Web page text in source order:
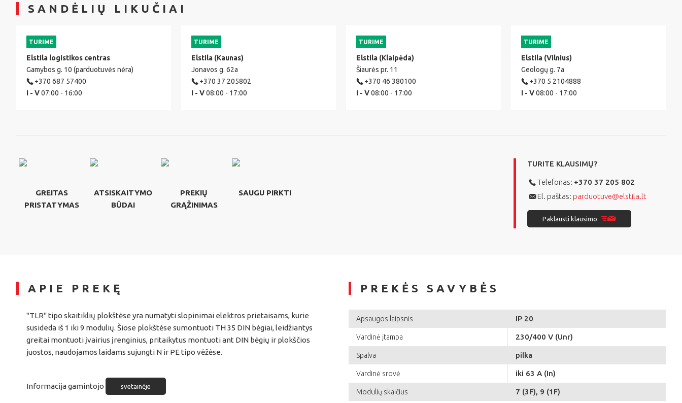
SANDĖLIŲ LIKUČIAI
TURIME
Elstila logistikos centras
Gamybos g. 10 (parduotuvės nėra)
+370 687 57400
I - V07:00 - 16:00
TURIME
Elstila (Kaunas)
Jonavos g. 62a
+370 37 205802
I - V08:00 - 17:00
TURIME
Elstila (Klaipėda)
Šiaurės pr. 11
+370 46 380100
I - V08:00 - 17:00
TURIME
Elstila (Vilnius)
Geologų g. 7a
+370 5 2104888
I - V08:00 - 17:00
GREITAS
PRISTATYMAS
ATSISKAITYMO
BŪDAI
PREKIŲ
GRĄŽINIMAS
SAUGU PIRKTI
TURITE KLAUSIMŲ?
Telefonas: +370 37 205 802
El. paštas: parduotuve@elstila.lt
Paklausti klausimo
APIE PREKĘ
"TLR" tipo skaitiklių plokštėse yra numatyti slopinimai elektros prietaisams, kurie
susideda iš 1 iki 9 modulių. Šiose plokštėse sumontuoti TH 35 DIN bėgiai, leidžiantys
greitai montuoti įvairius įrenginius, pritaikytus montuoti ant DIN bėgių ir plokščios
juostos, naudojamos laidams sujungti N ir PE tipo vėžėse.
Informacija gamintojo svetainėje
PREKĖS SAVYBĖS
Apsaugos laipsnis IP 20
Vardinė įtampa 230/400 V (Unr)
Spalva pilka
Vardinė srovė iki 63 A (In)
Modulių skaičius 7 (3F), 9 (1F)